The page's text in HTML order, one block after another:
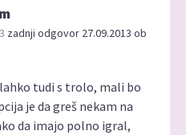
zadnji odgovor 27.09.2013 ob
tudi s trolo, mali bo
je da greš nekam na
da imajo polno igral,